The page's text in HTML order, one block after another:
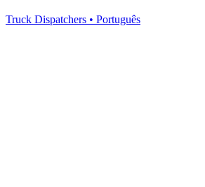
Truck Dispatchers • Português